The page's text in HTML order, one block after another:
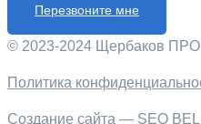
Перезвоните мне
© 2023-2024 Щербаков
Политика
Создание сайта — SEO BEL